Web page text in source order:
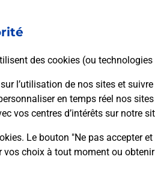
des cookies (ou
l’utilisation de nos sites et
en temps réel nos
vos centres d’intérêts sur notre
Le bouton "Ne pas accepter
choix à tout moment ou